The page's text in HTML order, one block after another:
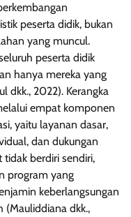
peserta didik, bukan
yang muncul.
peserta didik
hanya mereka yang
dkk., 2022). Kerangka
empat komponen
yaitu layanan dasar,
dan dukungan
berdiri sendiri,
program yang
keberlangsungan
(Mauliddiana dkk.,